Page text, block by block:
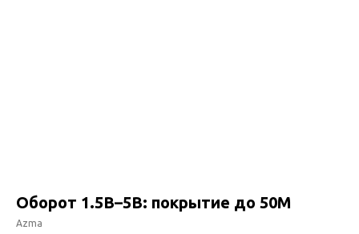
Оборот 1.5B–5B: покрытие до 50M
Azma